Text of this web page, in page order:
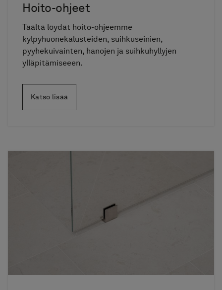
Hoito-ohjeet
Täältä löydät hoito-ohjeemme
kylpyhuonekalusteiden, suihkuseinien,
pyyhekuivainten, hanojen ja suihkuhyllyjen
ylläpitämiseeen.
Katso lisää